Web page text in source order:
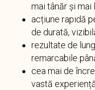
mai tânăr și mai
acțiune rapidă
de durată,
rezultate de
remarcabile
cea mai de
vastă